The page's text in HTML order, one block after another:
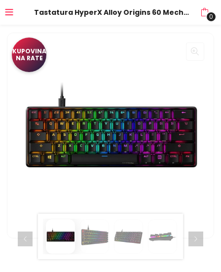
Tastatura HyperX Alloy Origins 60 Mechanical Gaming Keyboard – HX Red HKBO1S-RB-US-G 4P5N4AA 0
KUPOVINA
NA RATE